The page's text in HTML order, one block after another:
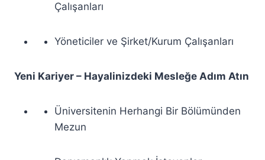
Çalışanları
Yöneticiler ve Şirket/Kurum Çalışanları
Yeni Kariyer – Hayalinizdeki Mesleğe Adım Atın
Üniversitenin Herhangi Bir Bölümünden
Mezun